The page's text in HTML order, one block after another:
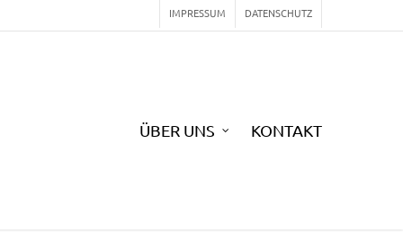
IMPRESSUM DATENSCHUTZ
ÜBER UNS KONTAKT